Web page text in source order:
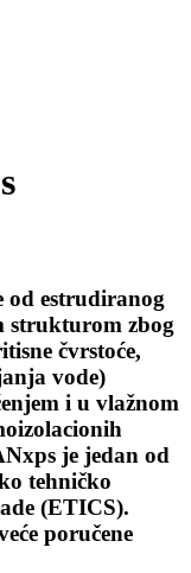
od estrudiranog
strukturom zbog
čvrstoće,
vode)
i u vlažnom
je jedan od
tehničko
(ETICS).
poručene